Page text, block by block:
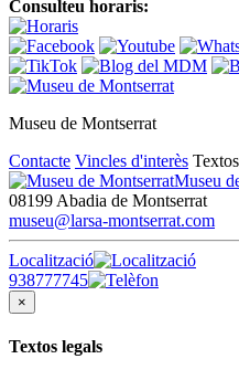
Consulteu horaris:
Museu de Montserrat
Contacte Vincles d'interès
Museu
08199 Abadia de Montserrat
museu@larsa-montserrat.com
Localització
938777745
×
Textos legals